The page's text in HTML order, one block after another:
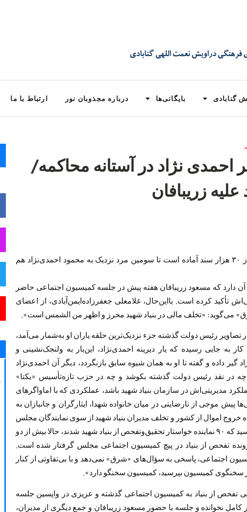
گنابادی بایگانی‌ها درباره مجذوبان نور ارتباط با ما
احمدی نژاد در آستانه محاکمه/
زریبافان
۵٠٠ صفحه گزارش و بیش از ٣٠ هزار سند آماده است تا سومین مرد نزدیک به محمود احمدی‌نژاد هم
دارد که مسعود زریبافان هفته پیش در جلسه کمیسیون اجتماعی حاضر
تأکید کرده است. بااین‌حال، غلامعلی جعفرزاده‌ایمن‌آبادی، از اعضای
می‌گوید: «تخلف مالی در بنیاد شهید محرز و اظهر من الشمس است».
تصاویر رئیس دولت گذشته جزء نزدیک‌ترین حلقه یاران او به‌شمار می‌آمد،
به جایی رسیده که یار دیرینه احمدی‌نژاد، این‌بار به ولنجک‌نشینی و
داده و گفته تا او به همان شیوه سابق بازنگردد، دیگر آن احمدی‌نژاد
چه در نقد رئیس دولت گذشته بکوشد و چه در حزب تازه‌تأسیس «یکتا»
مدیریتی‌اش در سازمان بنیاد شهید باشد، عملکردی که با اماواگرهای
پیش موجی از نارضایتی در میان خانواده شهدا، ایثارگران و جانبازان به
خروج اموال از کشور و تخلف مدیران بنیاد شهید از سوی نمایندگان مجلس
رسانه‌ای شد و کار به جایی رسید که ٩٠ نماینده خواستار تحقیق‌وتفحص از بنیاد شهید شدند، حالا بیش از دو
تفحص از بنیاد در پیچ کمیسیون اجتماعی مجلس گرفتار شده است.
اجتماعی، پاسخی به سؤال‌های «شرق» نمی‌دهد و با بی‌تفاوتی از کنار
سخنگوی کمیسیون بپرسید، کمیسیون سخنگو دارد».
تفحص از بنیاد به کمیسیون اجتماعی گذشته و عزیزی در واپسین جلسه
نخوانده و جلسه با حضور مسعود زریبافان و جمع دیگری از مدیران،